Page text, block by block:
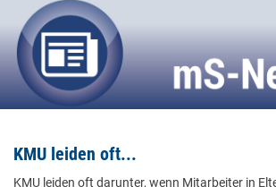
KMU leiden oft...
KMU leiden oft darunter, wenn Mitarbeiter in